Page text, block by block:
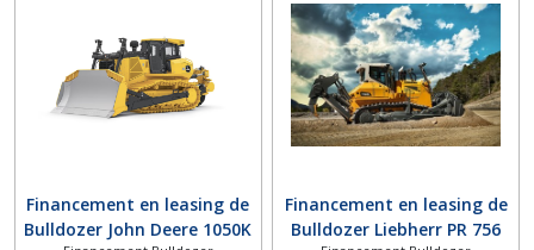
Financement en leasing de
Bulldozer John Deere 1050K
Financement en leasing de
Bulldozer Liebherr PR 756